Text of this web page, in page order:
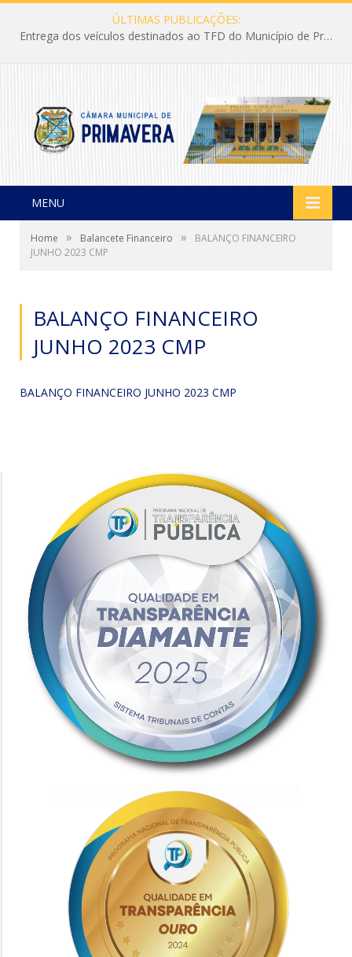
ÚLTIMAS PUBLICAÇÕES:
Entrega dos veículos destinados ao TFD do Município de Primavera
MENU
Home » Balancete Financeiro »
BALANÇO FINANCEIRO
JUNHO 2023 CMP
BALANÇO FINANCEIRO
JUNHO 2023 CMP
BALANÇO FINANCEIRO JUNHO 2023 CMP